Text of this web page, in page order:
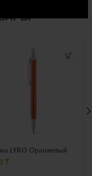
LYRO Оранжевый
₸